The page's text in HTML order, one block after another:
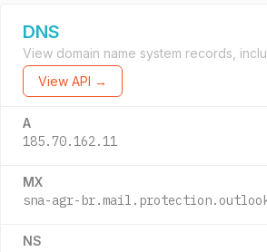
DNS
View domain name system records,
View API →
A
185.70.162.11
MX
sna-agr-
NS